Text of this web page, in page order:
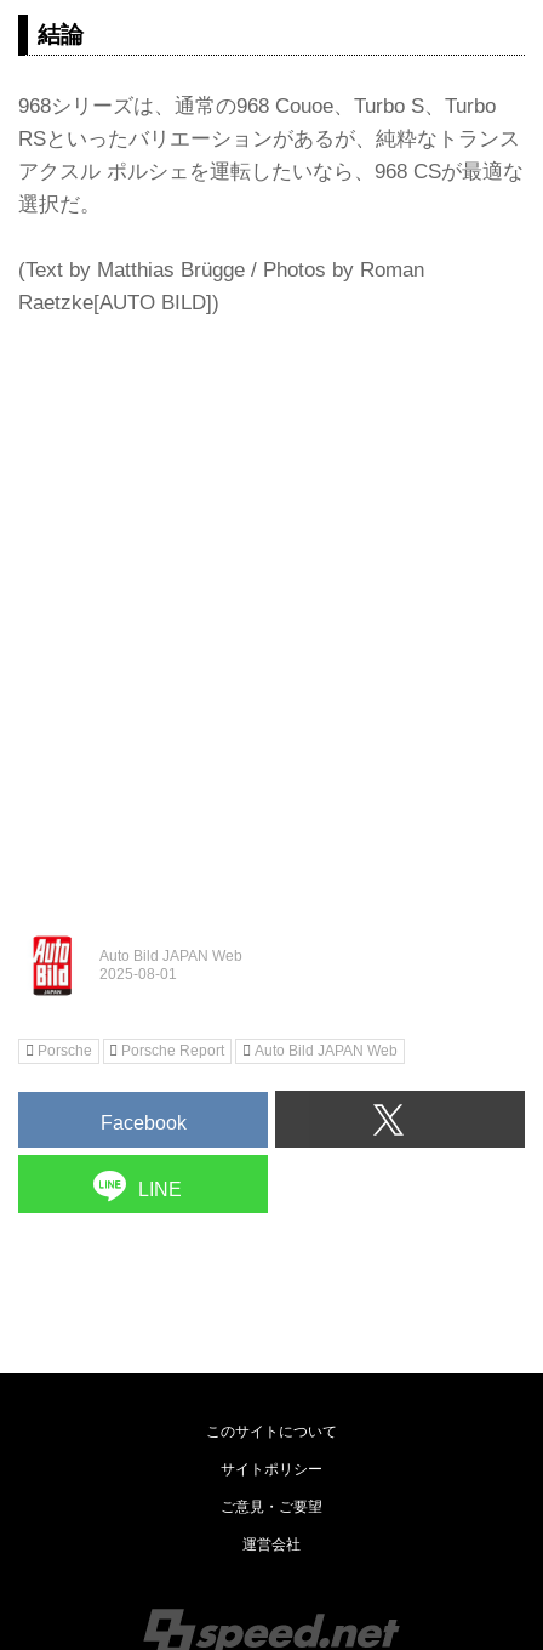
結論
968シリーズは、通常の968 Couoe、Turbo S、Turbo
RSといったバリエーションがあるが、純粋なトランス
アクスル ポルシェを運転したいなら、968 CSが最適な
選択だ。
(Text by Matthias Brügge / Photos by Roman
Raetzke[AUTO BILD])
Auto Bild JAPAN Web
Porsche Porsche Report Auto Bild JAPAN Web
Facebook
LINE
このサイトについて
サイトポリシー
ご意見・ご要望
運営会社